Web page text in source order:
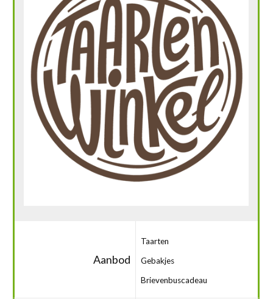
Aanbod
Taarten
Gebakjes
Brievenbuscadeau